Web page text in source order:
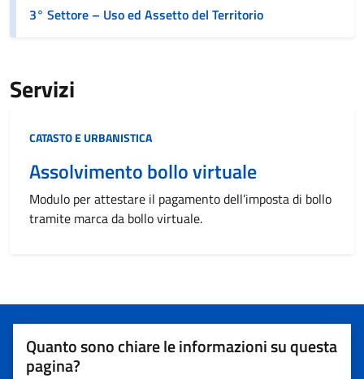
3° Settore – Uso ed Assetto del Territorio
Servizi
Categoria:
CATASTO E URBANISTICA
Assolvimento bollo virtuale
Modulo per attestare il pagamento dell’imposta di bollo
tramite marca da bollo virtuale.
Quanto sono chiare le informazioni su questa
pagina?